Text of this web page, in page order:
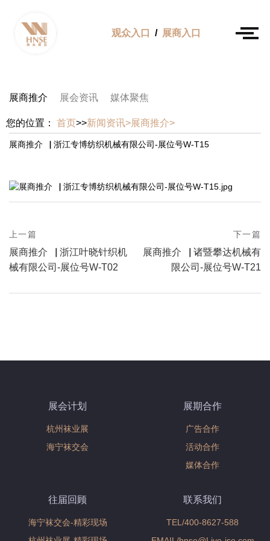
观众入口 / 展商入口
展商推介 展会资讯 媒体聚焦
您的位置： 首页>>新闻资讯>展商推介>
展商推介▕ 浙江专博纺织机械有限公司-展位号W-T15
Post
navigation
上一篇
postPrevious
page
展商推介▕ 浙江叶晓针织机
械有限公司-展位号W-T02
下一篇
next
postNext
展商推介▕ 诸暨攀达机械有
限公司-展位号W-T21
展会计划
杭州袜业展
海宁袜交会
展期合作
广告合作
活动合作
媒体合作
往届回顾
海宁袜交会-精彩现场
联系我们
TEL/400-8627-588